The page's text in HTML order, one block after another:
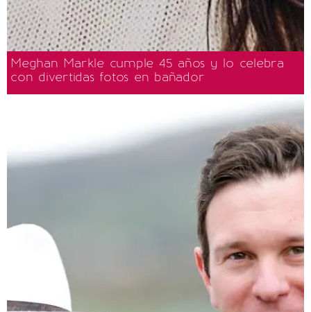
Meghan Markle cumple 45 años y lo celebra
con divertidas fotos en bañador